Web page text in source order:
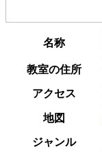
名称
教室の住所
アクセス
地図
ジャンル